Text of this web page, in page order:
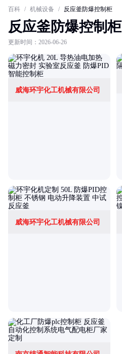
百科 / 机械设备 / 反应釜防爆控制柜
反应釜防爆控制柜
更新时间：2026-06-26
威海环宇化工机械有限公司
威海环宇化工机械有限公司